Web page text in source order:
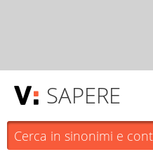
SAPERE